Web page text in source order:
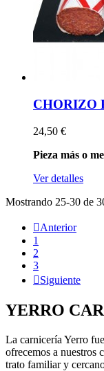
CHORIZO
24,50 €
Pieza más o
Ver detalles
Mostrando 25-30 de
Anterior
1
2
3
Siguiente
YERRO
La carnicería Yerro
ofrecemos a nuestros
trato familiar y